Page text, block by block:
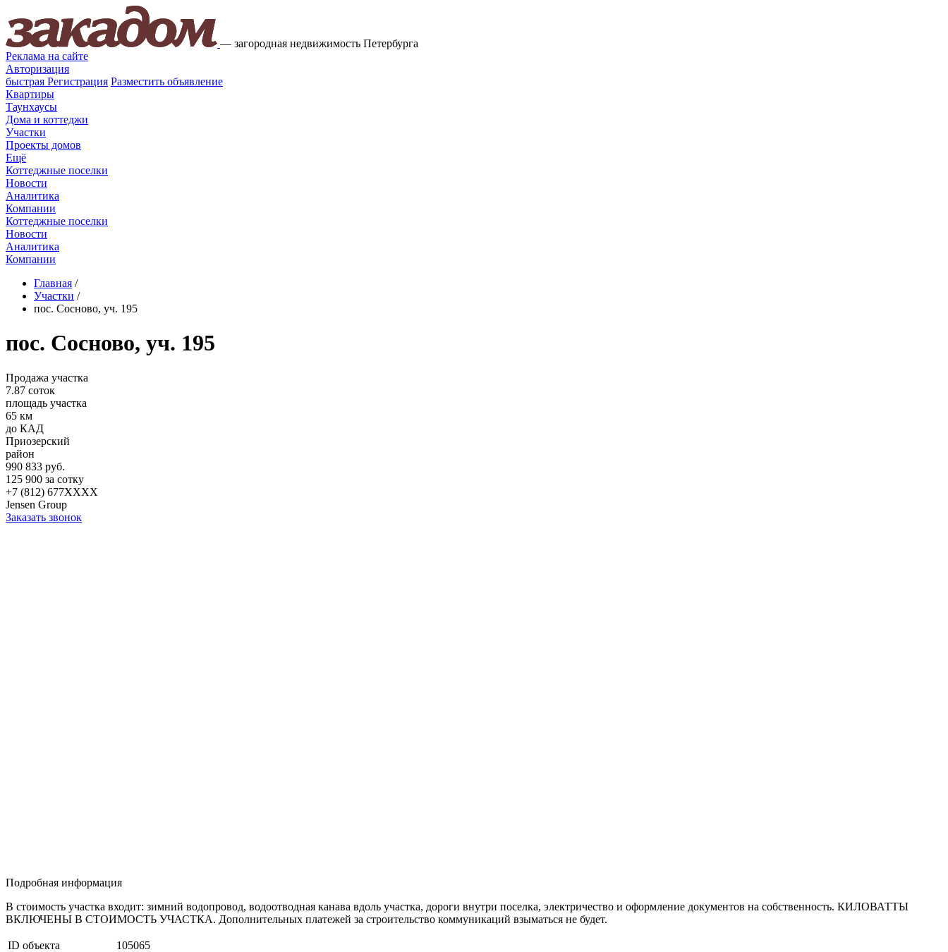
— загородная недвижимость Петербурга
Реклама на сайте
Авторизация
быстрая Регистрация Разместить объявление
Квартиры
Таунхаусы
Дома и коттеджи
Участки
Проекты домов
Ещё
Коттеджные поселки
Новости
Аналитика
Компании
Коттеджные поселки
Новости
Аналитика
Компании
Главная /
Участки /
пос. Сосново, уч. 195
пос. Сосново, уч. 195
Продажа участка
7.87 соток
площадь участка
65 км
до КАД
Приозерский
район
990 833 руб.
125 900 за сотку
+7 (812) 677XXXX
Jensen Group
Заказать звонок
Подробная информация
В стоимость участка входит: зимний водопровод, водоотводная канава вдоль участка, дороги внутри поселка, электричество и оформление документов на собственность. КИЛОВАТТЫ
ВКЛЮЧЕНЫ В СТОИМОСТЬ УЧАСТКА. Дополнительных платежей за строительство коммуникаций взыматься не будет.
ID объекта
105065